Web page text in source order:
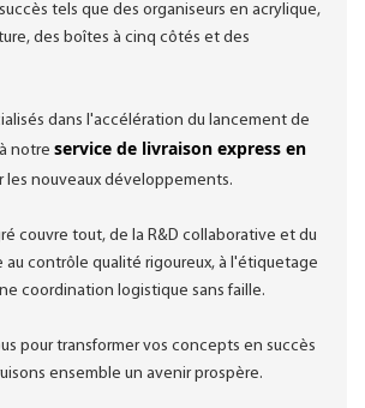
tels que des organiseurs en acrylique,
des boîtes à cinq côtés et des
dans l'accélération du lancement de
notre service de livraison express en
les nouveaux développements.
couvre tout, de la R&D collaborative et du
contrôle qualité rigoureux, à l'étiquetage
coordination logistique sans faille.
pour transformer vos concepts en succès
ensemble un avenir prospère.